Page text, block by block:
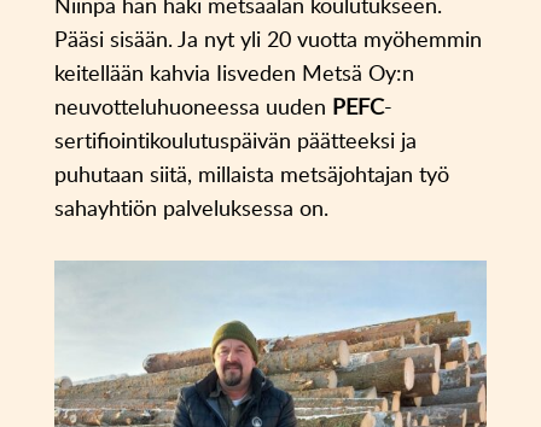
Pääsi sisään. Ja nyt yli 20 vuotta myöhemmin
keitellään kahvia Iisveden Metsä Oy:n
neuvotteluhuoneessa uuden PEFC-
sertifiointikoulutuspäivän päätteeksi ja
puhutaan siitä, millaista metsäjohtajan työ
sahayhtiön palveluksessa on.